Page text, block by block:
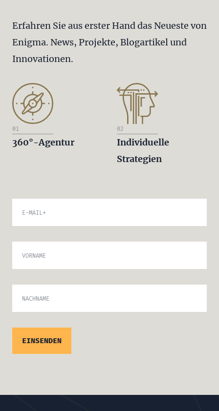
Erfahren Sie aus erster Hand das Neueste von
Enigma. News, Projekte, Blogartikel und
Innovationen.
01
360°-Agentur
02
Individuelle
Strategien
E-MAIL*
VORNAME
NACHNAME